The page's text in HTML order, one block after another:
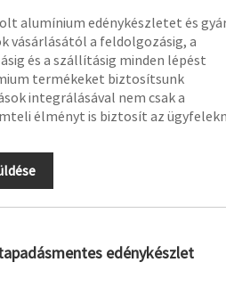
alumínium edénykészletet és
vásárlásától a feldolgozásig, a
és a szállításig minden lépést
termékeket biztosítsunk
integrálásával nem csak a
élményt is biztosít az
edénykészlet